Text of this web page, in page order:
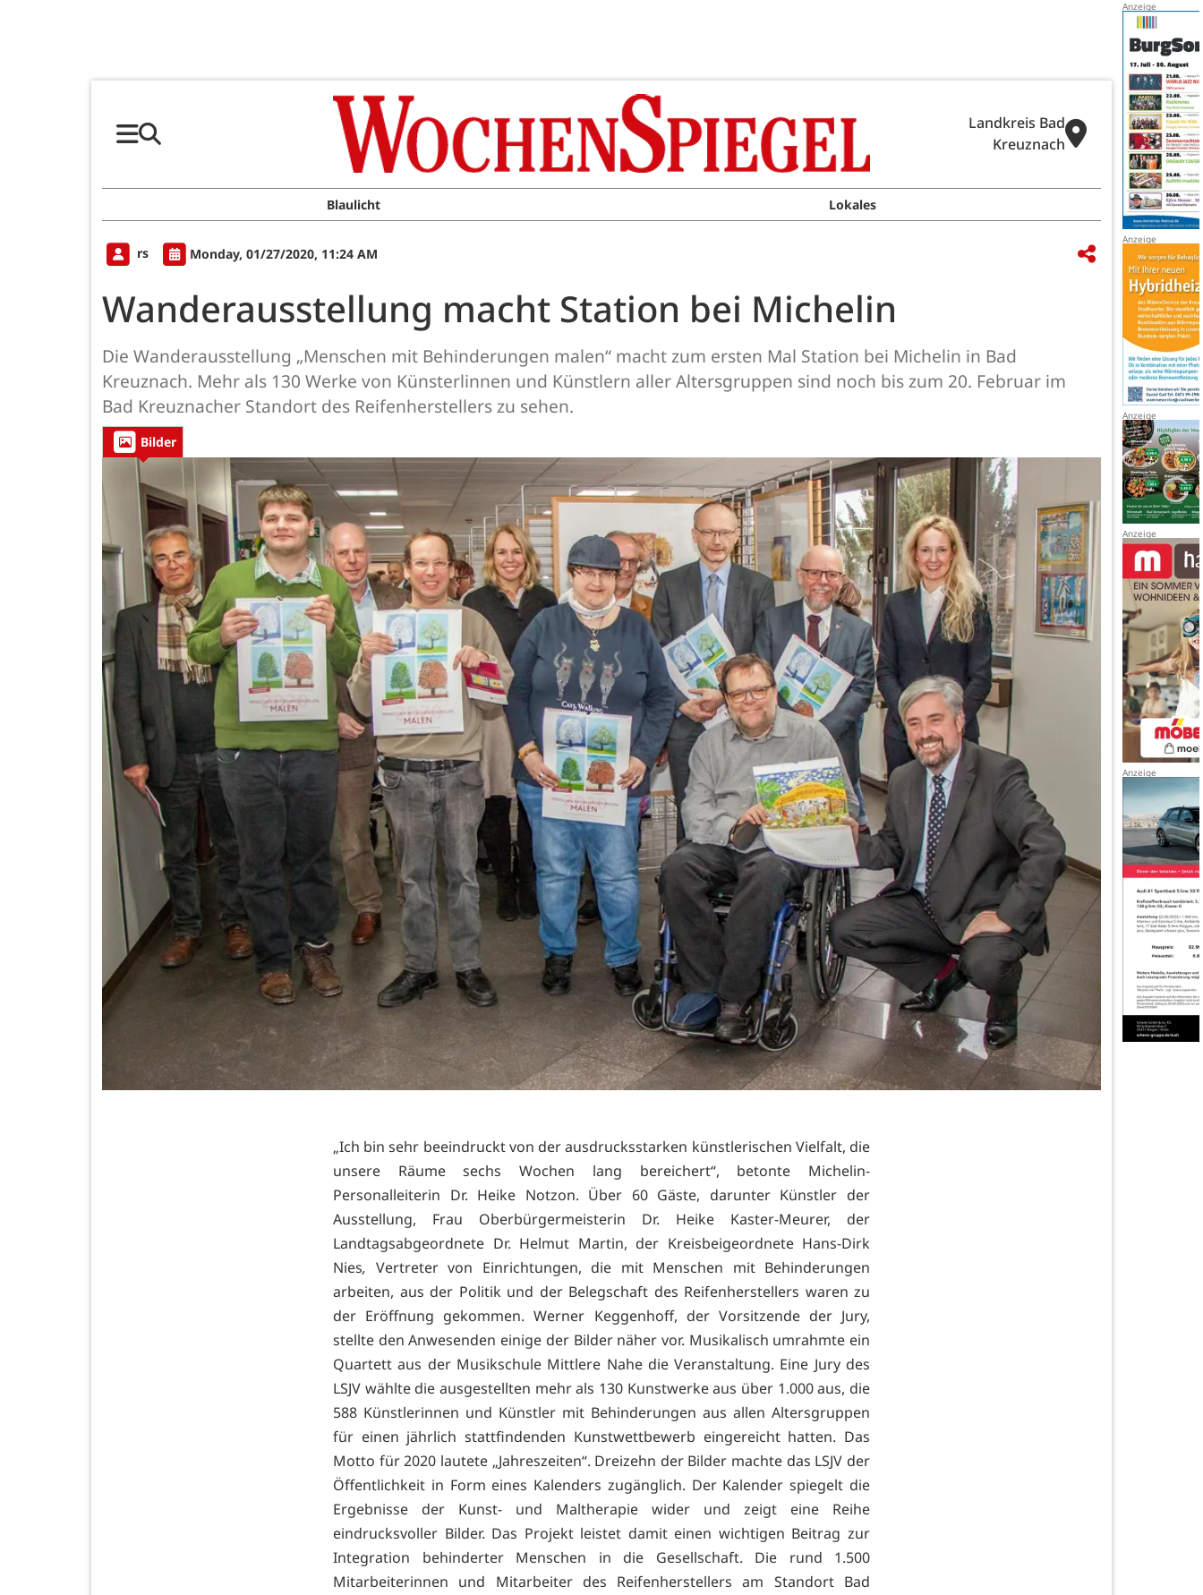
Landkreis Bad
Kreuznach
Blaulicht Lokales
rs Monday, 01/27/2020, 11:24 AM
Wanderausstellung macht Station bei Michelin
Die Wanderausstellung „Menschen mit Behinderungen malen“ macht zum ersten Mal Station bei Michelin in Bad
Kreuznach. Mehr als 130 Werke von Künsterlinnen und Künstlern aller Altersgruppen sind noch bis zum 20. Februar im
Bad Kreuznacher Standort des Reifenherstellers zu sehen.
Bilder
„Ich bin sehr beeindruckt von der ausdrucksstarken künstlerischen Vielfalt, die
unsere Räume sechs Wochen lang bereichert“, betonte Michelin-
Personalleiterin Dr. Heike Notzon. Über 60 Gäste, darunter Künstler der
Ausstellung, Frau Oberbürgermeisterin Dr. Heike Kaster-Meurer, der
Landtagsabgeordnete Dr. Helmut Martin, der Kreisbeigeordnete Hans-Dirk
Nies, Vertreter von Einrichtungen, die mit Menschen mit Behinderungen
arbeiten, aus der Politik und der Belegschaft des Reifenherstellers waren zu
der Eröffnung gekommen. Werner Keggenhoff, der Vorsitzende der Jury,
stellte den Anwesenden einige der Bilder näher vor. Musikalisch umrahmte ein
Quartett aus der Musikschule Mittlere Nahe die Veranstaltung. Eine Jury des
LSJV wählte die ausgestellten mehr als 130 Kunstwerke aus über 1.000 aus, die
588 Künstlerinnen und Künstler mit Behinderungen aus allen Altersgruppen
für einen jährlich stattfindenden Kunstwettbewerb eingereicht hatten. Das
Motto für 2020 lautete „Jahreszeiten“. Dreizehn der Bilder machte das LSJV der
Öffentlichkeit in Form eines Kalenders zugänglich. Der Kalender spiegelt die
Ergebnisse der Kunst- und Maltherapie wider und zeigt eine Reihe
eindrucksvoller Bilder. Das Projekt leistet damit einen wichtigen Beitrag zur
Integration behinderter Menschen in die Gesellschaft. Die rund 1.500
Mitarbeiterinnen und Mitarbeiter des Reifenherstellers am Standort Bad